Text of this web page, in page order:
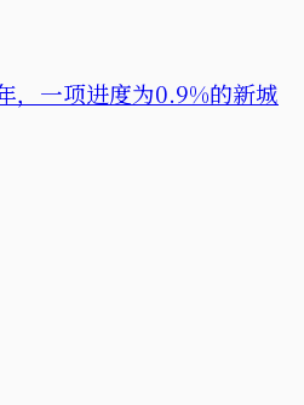
一项进度为0.9%的新城